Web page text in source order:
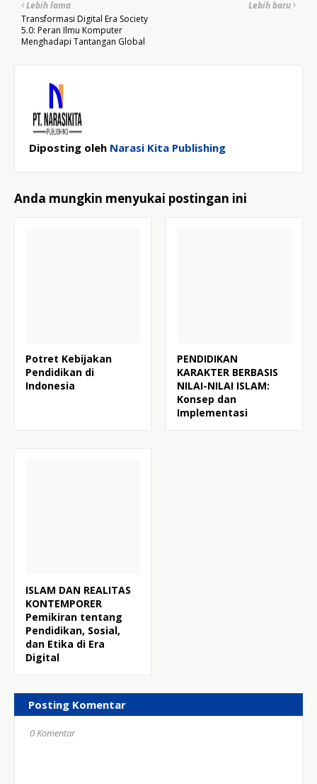
Lebih baru
Lebih lama
Transformasi Digital Era Society
5.0: Peran Ilmu Komputer
Menghadapi Tantangan Global
Diposting oleh Narasi Kita Publishing
Anda mungkin menyukai postingan ini
Potret Kebijakan
Pendidikan di
Indonesia
PENDIDIKAN
KARAKTER BERBASIS
NILAI-NILAI ISLAM:
Konsep dan
Implementasi
ISLAM DAN REALITAS
KONTEMPORER
Pemikiran tentang
Pendidikan, Sosial,
dan Etika di Era
Digital
Posting Komentar
0 Komentar